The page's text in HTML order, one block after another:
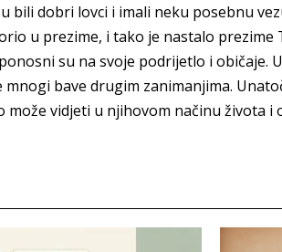
bili dobri lovci i imali neku posebnu
u prezime, i tako je nastalo
su na svoje podrijetlo i običaje.
bave drugim zanimanjima.
može vidjeti u njihovom načinu života i